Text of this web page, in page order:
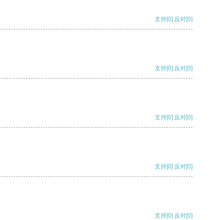
支持[0] 反对[0]
支持[0] 反对[0]
支持[0] 反对[0]
支持[0] 反对[0]
支持[0] 反对[0]